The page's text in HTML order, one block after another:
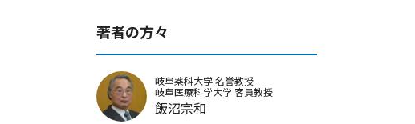
著者の方々
岐阜薬科大学 名誉教授
岐阜医療科学大学 客員教授
飯沼宗和